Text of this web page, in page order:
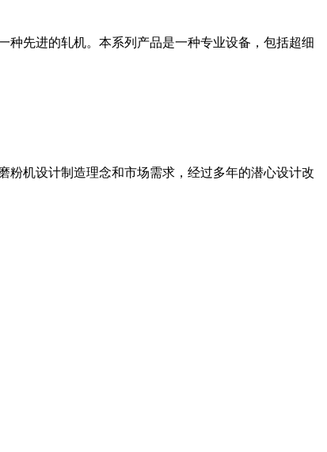
种先进的轧机。本系列产品是一种专业设备，包括超细
粉机设计制造理念和市场需求，经过多年的潜心设计改